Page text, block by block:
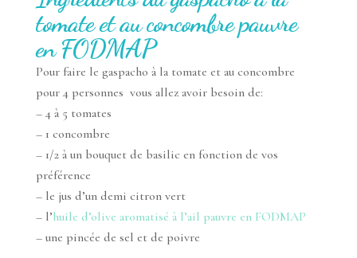
tomate et au concombre pauvre
en FODMAP
Pour faire le gaspacho à la tomate et au concombre
pour 4 personnes vous allez avoir besoin de:
– 4 à 5 tomates
– 1 concombre
– 1/2 à un bouquet de basilic en fonction de vos
préférence
– le jus d’un demi citron vert
– l’huile d’olive aromatisé à l’ail pauvre en FODMAP
– une pincée de sel et de poivre